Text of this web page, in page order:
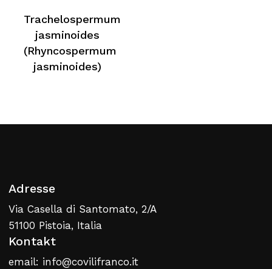
Trachelospermum
jasminoides
(Rhyncospermum
jasminoides)
Adresse
Via Casella di Santomato, 2/A
51100 Pistoia, Italia
Kontakt
email: info@covilifranco.it